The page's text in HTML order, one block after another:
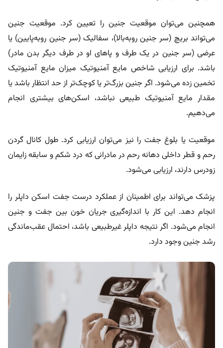
همچنین می‌توان موقعیت جنین را تعیین کرد. موقعیت جنین
می‌تواند بریچ (سر جنین روبه‌بالا)، سفالیک (سر جنین روبه‌پایین) یا
عرضی (سر جنین در یک طرف و پاهای او در طرف دیگر بدن مادر)
باشد. برای ارزیابی شاخص مایع آمنیوتیک میزان مایع آمنیوتیک
تخمین زده می‌شود. اگر جنین بزرگ‌تر یا کوچک‌تر از حد انتظار باشد یا
مقدار مایع آمنیوتیک طبیعی نباشد، اسکن‌های بیشتری انجام
می‌دهیم.
موقعیت یا بلوغ جفت را نیز می‌توان ارزیابی کرد. طول کانال گردن
رحم و قطر داخلی دهانه رحم در مادرانی که درد شکم و سابقه زایمان
زودرس دارند، ارزیابی می‌شود.
پزشک می‌تواند برای اطمینان از عملکرد درست جفت اسکن داپلر را
انجام دهد. این کار با اندازه‌گیری جریان خون بین جفت و جنین
انجام می‌شود. اگر نتیجه داپلر غیرطبیعی باشد، احتمال عقب‌ماندگی
رشد جنین وجود دارد.